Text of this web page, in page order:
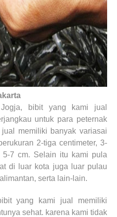
bibit yang kami jual
untuk para peternak
memiliki banyak variasai
2-tiga centimeter, 3-
5-7 cm. Selain itu kami pula
di luar kota juga luar pulau
serta lain-lain.
yang kami jual memiliki
sehat. karena kami tidak